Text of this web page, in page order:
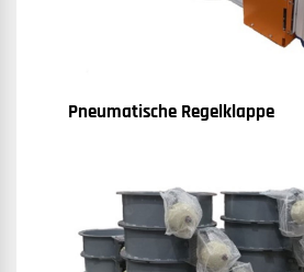
Pneumatische Regelklappe